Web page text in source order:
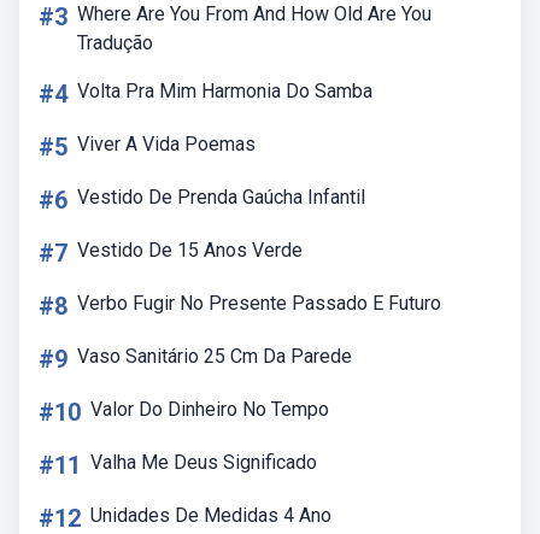
#3 Where Are You From And How Old Are You
Tradução
#4 Volta Pra Mim Harmonia Do Samba
#5 Viver A Vida Poemas
#6 Vestido De Prenda Gaúcha Infantil
#7 Vestido De 15 Anos Verde
#8 Verbo Fugir No Presente Passado E Futuro
#9 Vaso Sanitário 25 Cm Da Parede
#10 Valor Do Dinheiro No Tempo
#11 Valha Me Deus Significado
#12 Unidades De Medidas 4 Ano